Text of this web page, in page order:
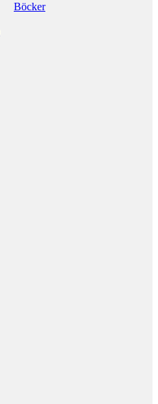
Böcker